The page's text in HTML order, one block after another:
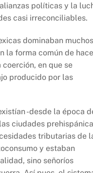
políticas y la
casi irreconciliables.
dominaban muchos
la forma común de
en que se
producido por las
-desde la época
ciudades
tributarias de
y estaban
sino señoríos